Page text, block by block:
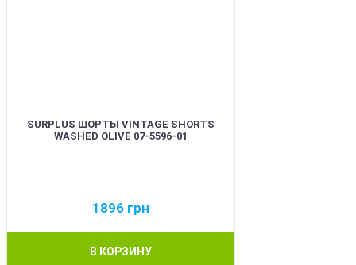
SURPLUS ШОРТЫ VINTAGE SHORTS
WASHED OLIVE 07-5596-01
1896 грн
В КОРЗИНУ